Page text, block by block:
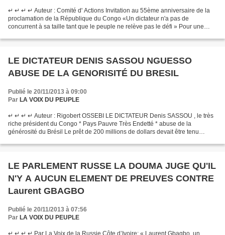
↵ ↵ ↵ ↵ Auteur : Comité d' Actions Invitation au 55ème anniversaire de la
proclamation de la République du Congo «Un dictateur n'a pas de
concurrent à sa taille tant que le peuple ne relève pas le défi » Pour une
LE DICTATEUR DENIS SASSOU NGUESSO
ABUSE DE LA GENORISITÉ DU BRESIL
Publié le 20/11/2013 à 09:00
Par LA VOIX DU PEUPLE
↵ ↵ ↵ ↵ Auteur : Rigobert OSSEBI LE DICTATEUR Denis SASSOU , le très
riche président du Congo * Pays Pauvre Très Endetté * abuse de la
générosité du Brésil Le prêt de 200 millions de dollars devait être tenu
LE PARLEMENT RUSSE LA DOUMA JUGE QU'IL
N'Y A AUCUN ELEMENT DE PREUVES CONTRE
Laurent GBAGBO
Publié le 20/11/2013 à 07:56
Par LA VOIX DU PEUPLE
↵ ↵ ↵ ↵ Par La Voix de la Russie Côte d’Ivoire: « Laurent Gbagbo, un